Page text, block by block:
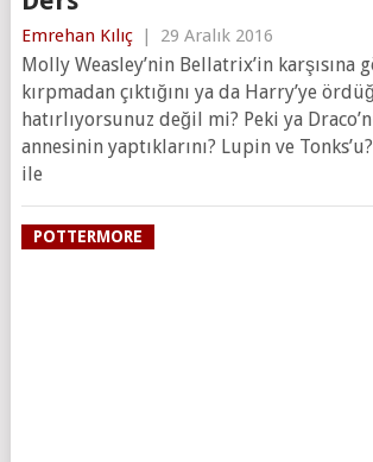
Emrehan Kılıç | 29 Aralık 2016
Molly Weasley’nin Bellatrix’in karşısına
kırpmadan çıktığını ya da Harry’ye
hatırlıyorsunuz değil mi? Peki ya
annesinin yaptıklarını? Lupin ve
ile
POTTERMORE